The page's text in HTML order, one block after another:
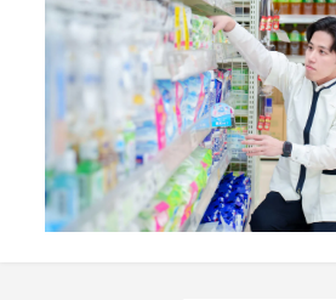
就活ニュースペーパー
就活時事ニュースを更新